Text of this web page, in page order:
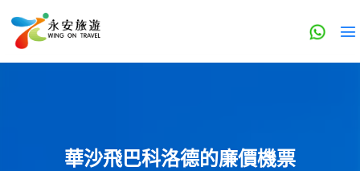
華沙飛巴科洛德的廉價機票